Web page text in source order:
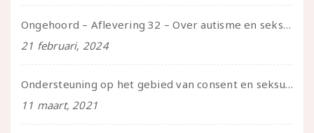
Ongehoord – Aflevering 32 – Over autisme en seksualiteit – in gesprek met Roos Reijbroek
21 februari, 2024
Ondersteuning op het gebied van consent en seksualiteit
11 maart, 2021